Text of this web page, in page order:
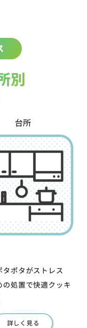
別
台所
タポタがストレス
の処置で快適クッキ
詳しく見る